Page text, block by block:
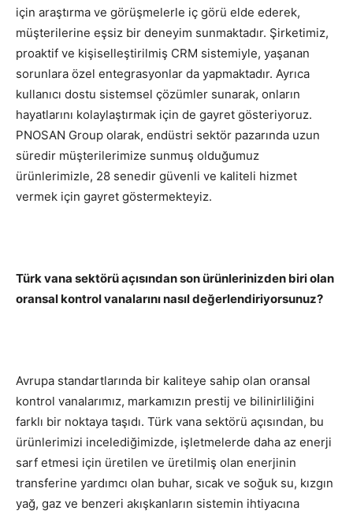
için araştırma ve görüşmelerle iç görü elde ederek,
müşterilerine eşsiz bir deneyim sunmaktadır. Şirketimiz,
proaktif ve kişiselleştirilmiş CRM sistemiyle, yaşanan
sorunlara özel entegrasyonlar da yapmaktadır. Ayrıca
kullanıcı dostu sistemsel çözümler sunarak, onların
hayatlarını kolaylaştırmak için de gayret gösteriyoruz.
PNOSAN Group olarak, endüstri sektör pazarında uzun
süredir müşterilerimize sunmuş olduğumuz
ürünlerimizle, 28 senedir güvenli ve kaliteli hizmet
vermek için gayret göstermekteyiz.
Türk vana sektörü açısından son ürünlerinizden biri olan
oransal kontrol vanalarını nasıl değerlendiriyorsunuz?
Avrupa standartlarında bir kaliteye sahip olan oransal
kontrol vanalarımız, markamızın prestij ve bilinirliliğini
farklı bir noktaya taşıdı. Türk vana sektörü açısından, bu
ürünlerimizi incelediğimizde, işletmelerde daha az enerji
sarf etmesi için üretilen ve üretilmiş olan enerjinin
transferine yardımcı olan buhar, sıcak ve soğuk su, kızgın
yağ, gaz ve benzeri akışkanların sistemin ihtiyacına